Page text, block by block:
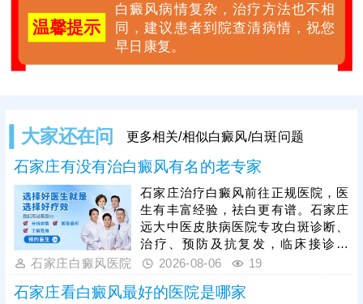
温馨提示
白癜风病情复杂，治疗方法也不相
同，建议患者到院查清病情，祝您
早日康复。
大家还在问 更多相关/相似白癜风/白斑问题
石家庄有没有治白癜风有名的老专家
石家庄治疗白癜风前往正规医院，医
生有丰富经验，祛白更有谱。石家庄
远大中医皮肤病医院专攻白斑诊断、
治疗、预防及抗复发，临床接诊量
大，分设不同科室，能治不同部位、
一方，临床祛白效果得到验证。医生
石家庄白癜风医院 2026-08-06 19
石家庄看白癜风最好的医院是哪家